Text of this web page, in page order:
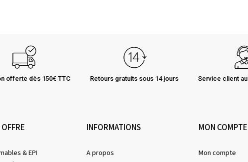
offerte dès 150€ TTC Retours gratuits sous 14 jours Service client au
& EPI
INFORMATIONS
A propos
MON COMPTE
Mon compte